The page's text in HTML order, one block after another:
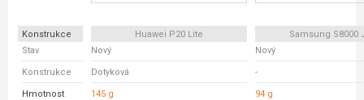
Konstrukce Huawei P20 Lite
Samsung S8000
Stav
Nový Nový
Konstrukce Dotyková -
Hmotnost 145 g 94 g